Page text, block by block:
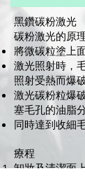
黑鑽碳粉激光
碳粉激光的原
將微碳粒塗上
激光照射時，
照射受熱而爆
激光碳粉粒爆
塞毛孔的油脂
同時達到收細
療程
卸妝及清潔面